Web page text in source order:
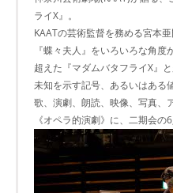
ライX』。
KAATの芸術監督を務める宮本
『蝶々夫人』をいろいろな角
超えた『マダムバタフライX』
未知を示す記号、あるいはある
歌、演劇、朗読、映像、写真、
《オペラ的演劇》に、二期会の